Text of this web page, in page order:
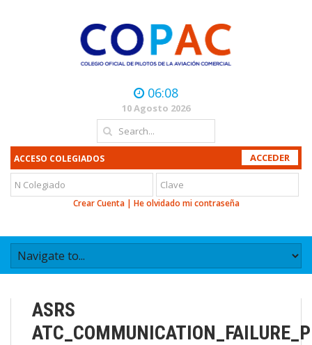
06:08
10 Agosto 2026
ACCESO COLEGIADOS
Crear Cuenta| He olvidado mi contraseña
ASRS